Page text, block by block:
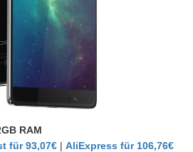
RAM
für 93,07€ | AliExpress für 106,76€